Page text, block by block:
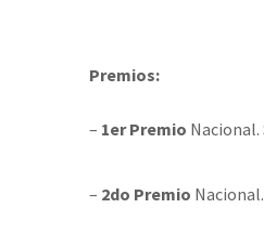
Premios:
– 1er Premio Nacional.
– 2do Premio